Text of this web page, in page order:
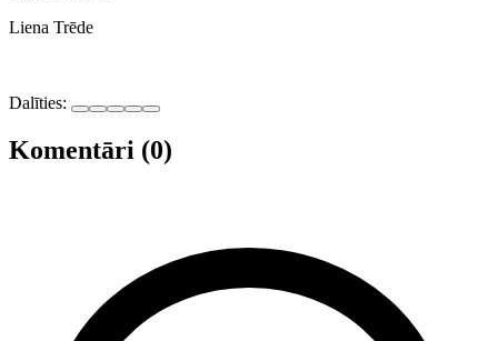
Liena Trēde
Dalīties:
Komentāri (0)